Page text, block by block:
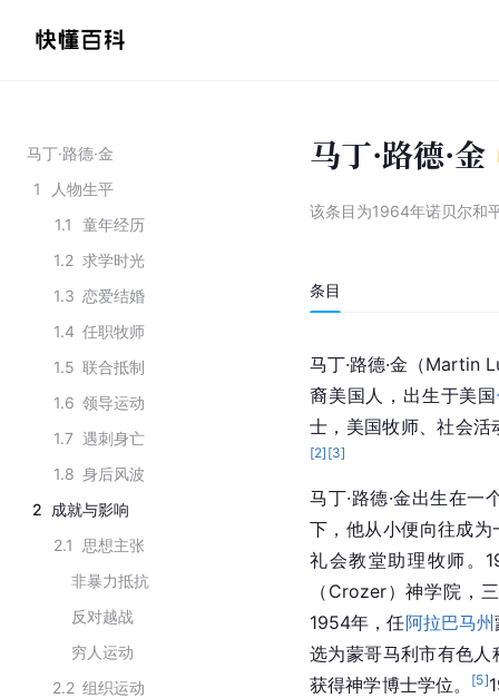
马丁·路德·金
1
人物生平
1.1
童年经历
1.2 求学时光
1.3 恋爱结婚
1.4 任职牧师
1.5 联合抵制
1.6 领导运动
1.7 遇刺身亡
1.8 身后风波
2 成就与影响
2.1
思想主张
非暴力抵抗
反对越战
穷人运动
2.2 组织运动
马丁·路德·金
该条目为1964年诺贝尔和
条目
马丁·路德·金（Martin
裔美国人，出生于美国
士，美国牧师、社会
[2] [3]
马丁·路德·金出生在
下，他从小便向往成为
礼会教堂助理牧师。
（Crozer）神学院，
1954年，任阿拉巴马州
选为蒙哥马利市有色人
获得神学博士学位。
[5]